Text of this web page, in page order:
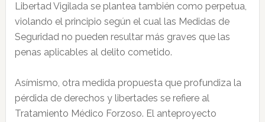
Libertad Vigilada se plantea también como perpetua,
violando el principio según el cual las Medidas de
Seguridad no pueden resultar más graves que las
penas aplicables al delito cometido.
Asímismo, otra medida propuesta que profundiza la
pérdida de derechos y libertades se refiere al
Tratamiento Médico Forzoso. El anteproyecto